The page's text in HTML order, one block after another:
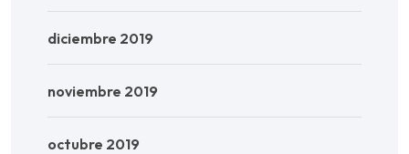
diciembre 2019
noviembre 2019
octubre 2019